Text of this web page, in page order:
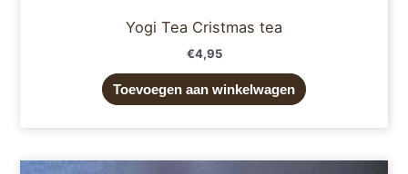
Yogi Tea Cristmas tea
€4,95
Toevoegen aan winkelwagen